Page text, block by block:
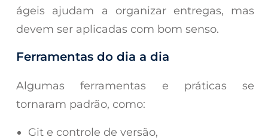
ágeis ajudam a organizar entregas, mas
devem ser aplicadas com bom senso.
Ferramentas do dia a dia
Algumas ferramentas e práticas se
tornaram padrão, como:
Git e controle de versão,